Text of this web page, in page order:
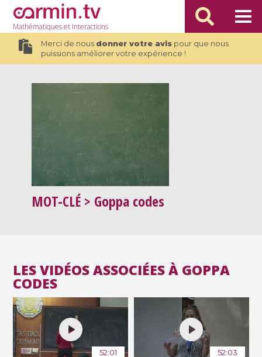
Mathématiqueset Interactions
Merci de nous donner votre avispour que nous
puissions améliorer votre expérience !
MOT-CLÉ > Goppa codes
LES VIDÉOS ASSOCIÉES À GOPPA
CODES
52:01 52:03